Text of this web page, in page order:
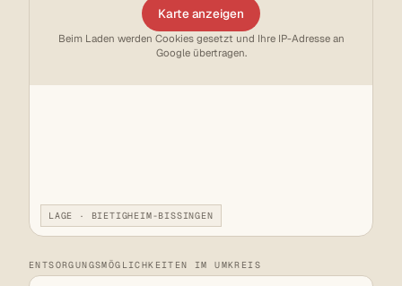
Karte anzeigen
Beim Laden werden Cookies gesetzt und Ihre IP-Adresse an
Google übertragen.
LAGE · BIETIGHEIM-BISSINGEN
ENTSORGUNGSMÖGLICHKEITEN IM UMKREIS